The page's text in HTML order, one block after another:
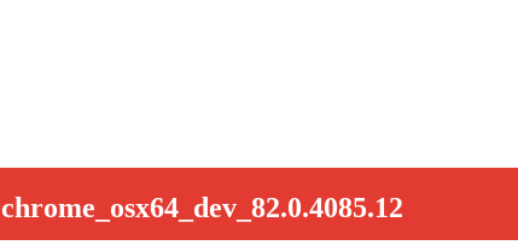
chrome_osx64_dev_82.0.4085.12